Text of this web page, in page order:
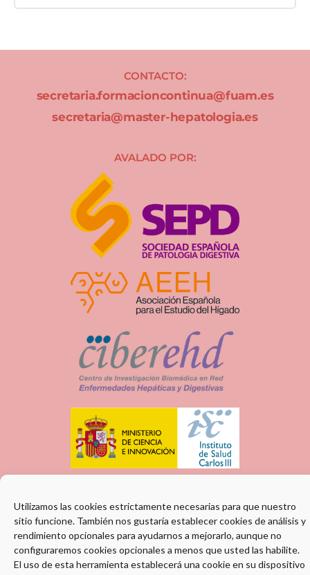
Utilizamos las cookies estrictamente necesarias para que nuestro
sitio funcione. También nos gustaría establecer cookies de análisis y
rendimiento opcionales para ayudarnos a mejorarlo, aunque no
configuraremos cookies opcionales a menos que usted las habilite.
El uso de esta herramienta establecerá una cookie en su dispositivo
CONTACTO:
secretaria.formacioncontinua@fuam.es
secretaria@master-hepatologia.es
AVALADO POR: